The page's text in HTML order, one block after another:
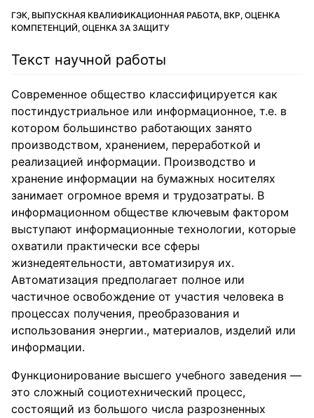
ГЭК, ВЫПУСКНАЯ КВАЛИФИКАЦИОННАЯ РАБОТА, ВКР, ОЦЕНКА
КОМПЕТЕНЦИЙ, ОЦЕНКА ЗА ЗАЩИТУ
Текст научной работы
Современное общество классифицируется как
постиндустриальное или информационное, т.е. в
котором большинство работающих занято
производством, хранением, переработкой и
реализацией информации. Производство и
хранение информации на бумажных носителях
занимает огромное время и трудозатраты. В
информационном обществе ключевым фактором
выступают информационные технологии, которые
охватили практически все сферы
жизнедеятельности, автоматизируя их.
Автоматизация предполагает полное или
частичное освобождение от участия человека в
процессах получения, преобразования и
использования энергии., материалов, изделий или
информации.
Функционирование высшего учебного заведения —
это сложный социотехнический процесс,
состоящий из большого числа разрозненных